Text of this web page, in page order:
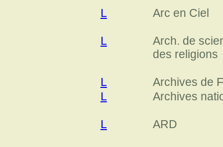
L Arc en Ciel
L
Arch. de
des religions
L
Archives de
L
Archives
L ARD